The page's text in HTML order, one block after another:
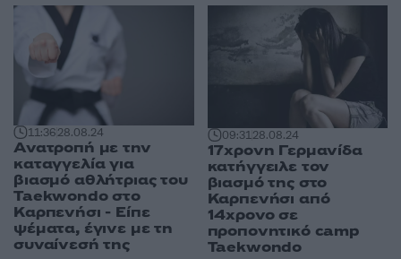
11:3628.08.24
Ανατροπή με την
καταγγελία για
βιασμό αθλήτριας του
Taekwondo στο
Καρπενήσι - Είπε
ψέματα, έγινε με τη
συναίνεσή της
09:3128.08.24
17χρονη Γερμανίδα
κατήγγειλε τον
βιασμό της στο
Καρπενήσι από
14χρονο σε
προπονητικό camp
Taekwondo